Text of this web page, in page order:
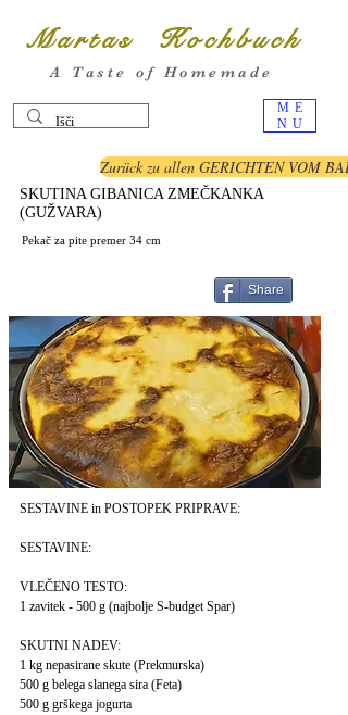
ME
NU
Martas Kochbuch
A Taste of Homemade
Zurück zu allen GERICHTEN VOM
SKUTINA GIBANICA ZMEČKANKA
(GUŽVARA)
Pekač za pite premer 34 cm
Share
SESTAVINE in POSTOPEK PRIPRAVE:
SESTAVINE:
VLEČENO TESTO:
1 zavitek - 500 g (najbolje S-budget Spar)
SKUTNI NADEV:
1 kg nepasirane skute (Prekmurska)
500 g belega slanega sira (Feta)
500 g grškega jogurta